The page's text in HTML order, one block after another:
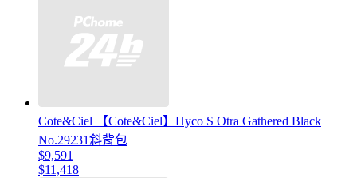
Cote&Ciel 【Cote&Ciel】Hyco S Otra Gathered Black
No.29231斜背包
$9,591
$11,418